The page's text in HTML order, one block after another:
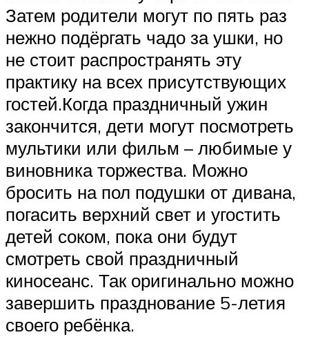
Затем родители могут по пять раз
нежно подёргать чадо за ушки, но
не стоит распространять эту
практику на всех присутствующих
гостей.Когда праздничный ужин
закончится, дети могут посмотреть
мультики или фильм – любимые у
виновника торжества. Можно
бросить на пол подушки от дивана,
погасить верхний свет и угостить
детей соком, пока они будут
смотреть свой праздничный
киносеанс. Так оригинально можно
завершить празднование 5-летия
своего ребёнка.